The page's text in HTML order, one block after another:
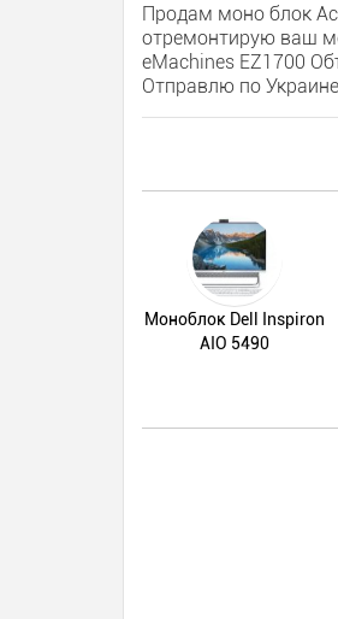
Продам моно блок
отремонтирую ваш
eMachines EZ1700
Отправлю по Украине.
Моноблок Dell Inspiron
AIO 5490